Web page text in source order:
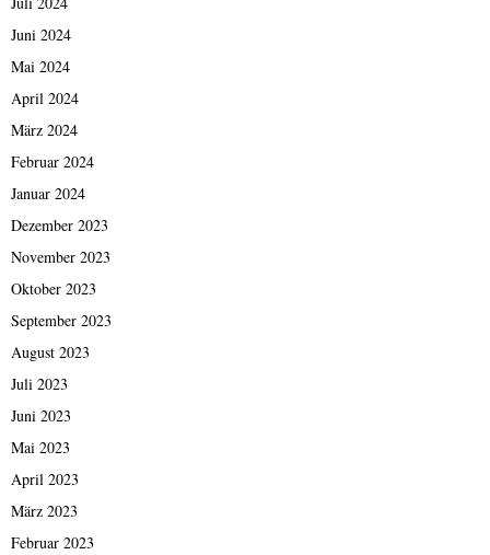
Juni 2024
Mai 2024
April 2024
März 2024
Februar 2024
Januar 2024
Dezember 2023
November 2023
Oktober 2023
September 2023
August 2023
Juli 2023
Juni 2023
Mai 2023
April 2023
März 2023
Februar 2023